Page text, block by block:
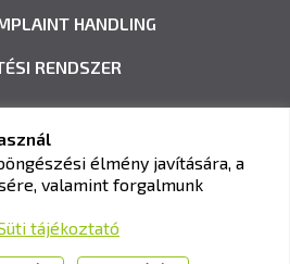
HANDLING
RENDSZER
ÉS VIZSGAKÖZPONT
utca 8-10.
élmény javítására, a
valamint forgalmunk
tájékoztató